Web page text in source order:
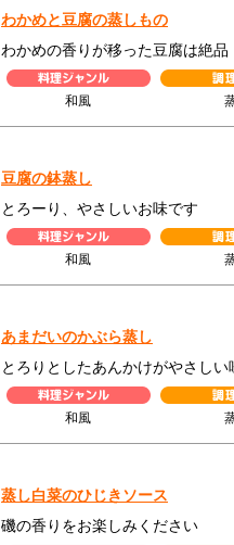
わかめと豆腐の蒸しもの
わかめの香りが移った豆腐は絶品
和風
豆腐の鉢蒸し
とろーり、やさしいお味です
和風
あまだいのかぶら蒸し
とろりとしたあんかけがやさしい
和風
蒸し白菜のひじきソース
磯の香りをお楽しみください